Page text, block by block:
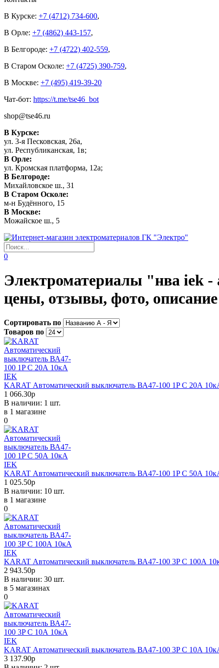
В Курске: +7 (4712) 734-600,
В Орле: +7 (4862) 443-157,
В Белгороде: +7 (4722) 402-559,
В Старом Осколе: +7 (4725) 390-759,
В Москве: +7 (495) 419-39-20
Чат-бот: https://t.me/tse46_bot
shop@tse46.ru
В Курске:
ул. 3-я Песковская, 26а,
ул. Республиканская, 1в;
В Орле:
ул. Кромская платформа, 12а;
В Белгороде:
Михайловское ш., 31
В Старом Осколе:
м-н Будённого, 15
В Москве:
Можайское ш., 5
0
Электроматериалы "нва iek -
цены, отзывы, фото, описание
Сортировать по
Товаров по
KARAT Автоматический выключатель ВА47-100 1P C 20А
1 066.30р
В наличии: 1 шт.
в 1 магазине
0
KARAT Автоматический выключатель ВА47-100 1P C 50А
1 025.50р
В наличии: 10 шт.
в 1 магазине
0
KARAT Автоматический выключатель ВА47-100 3P C 100А
2 943.50р
В наличии: 30 шт.
в 5 магазинах
0
KARAT Автоматический выключатель ВА47-100 3P C 10А
3 137.90р